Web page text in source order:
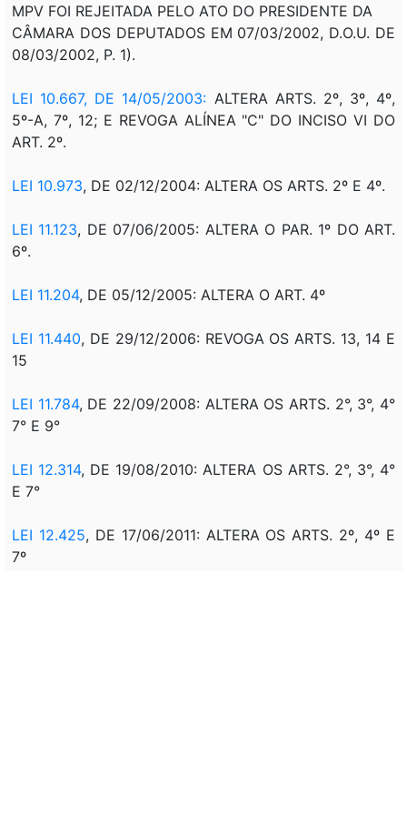
MPV FOI REJEITADA PELO ATO DO PRESIDENTE DA
CÂMARA DOS DEPUTADOS EM 07/03/2002, D.O.U. DE
08/03/2002, P. 1).
LEI 10.667, DE 14/05/2003: ALTERA ARTS. 2º, 3º, 4º,
5º-A, 7º, 12; E REVOGA ALÍNEA "C" DO INCISO VI DO
ART. 2º.
LEI 10.973, DE 02/12/2004: ALTERA OS ARTS. 2º E 4º.
LEI 11.123, DE 07/06/2005: ALTERA O PAR. 1º DO ART.
6º.
LEI 11.204, DE 05/12/2005: ALTERA O ART. 4º
LEI 11.440, DE 29/12/2006: REVOGA OS ARTS. 13, 14 E
15
LEI 11.784, DE 22/09/2008: ALTERA OS ARTS. 2°, 3°, 4°
7° E 9°
LEI 12.314, DE 19/08/2010: ALTERA OS ARTS. 2°, 3°, 4°
E 7°
LEI 12.425, DE 17/06/2011: ALTERA OS ARTS. 2º, 4º E
7º